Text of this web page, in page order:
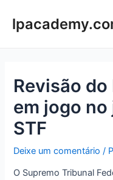
para
Revisão do
em jogo
STF
Deixe um comentário /
O Supremo Tribunal